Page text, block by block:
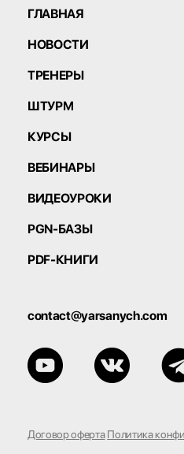
ГЛАВНАЯ
НОВОСТИ
ТРЕНЕРЫ
ШТУРМ
КУРСЫ
ВЕБИНАРЫ
ВИДЕОУРОКИ
PGN-БАЗЫ
PDF-КНИГИ
contact@yarsanych.com
Договор оферта Политика